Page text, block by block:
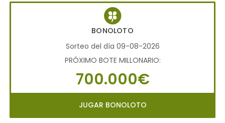
BONOLOTO
Sorteo del día 09-08-2026
PRÓXIMO BOTE MILLONARIO:
700.000€
JUGAR BONOLOTO